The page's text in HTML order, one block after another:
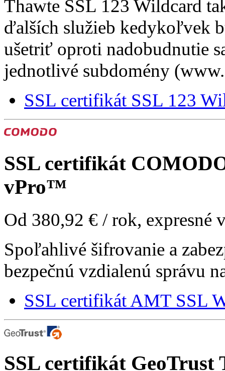
Thawte SSL 123 Wildcard
ďalších služieb kedykoľvek
ušetriť oproti nadobudnutie
jednotlivé subdomény
SSL certifikát SSL 123
SSL certifikát
vPro™
Od 380,92 € / rok, expresné
Spoľahlivé šifrovanie a
bezpečnú vzdialenú správu
SSL certifikát AMT SSL
SSL certifikát GeoTrust